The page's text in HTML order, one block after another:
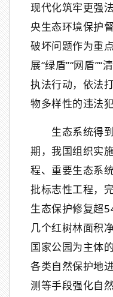
现代化筑牢更强
央生态环境保护
破坏问题作为重
展“绿盾”“网盾”“
执法行动，依法
物多样性的违法
生态系统得到
期，我国组织实
程、重要生态系
批标志性工程，
生态保护修复超
几个红树林面积
国家公园为主体
各类自然保护地
测等手段强化自